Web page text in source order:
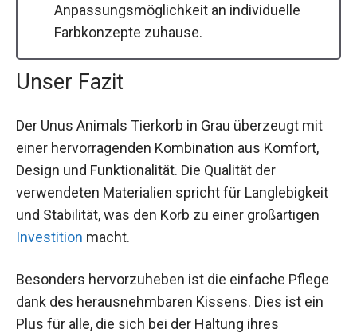
Anpassungsmöglichkeit an individuelle
Farbkonzepte zuhause.
Unser Fazit
Der Unus Animals Tierkorb in Grau überzeugt mit
einer hervorragenden Kombination aus Komfort,
Design und Funktionalität. Die Qualität der
verwendeten Materialien spricht für Langlebigkeit
und Stabilität, was den Korb zu einer großartigen
Investition macht.
Besonders hervorzuheben ist die einfache Pflege
dank des herausnehmbaren Kissens. Dies ist ein
Plus für alle, die sich bei der Haltung ihres